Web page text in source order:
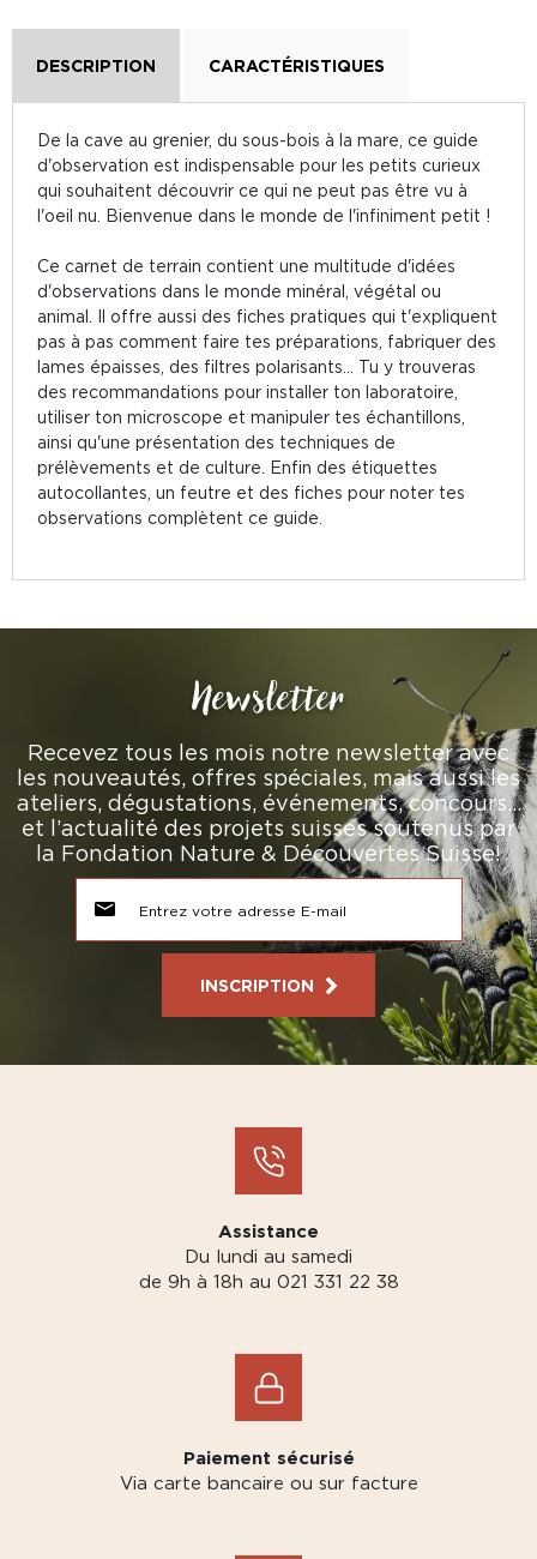
DESCRIPTION CARACTÉRISTIQUES
De la cave au grenier, du sous-bois à la mare, ce guide
d'observation est indispensable pour les petits curieux
qui souhaitent découvrir ce qui ne peut pas être vu à
l'oeil nu. Bienvenue dans le monde de l'infiniment petit !
Ce carnet de terrain contient une multitude d'idées
d'observations dans le monde minéral, végétal ou
animal. Il offre aussi des fiches pratiques qui t'expliquent
pas à pas comment faire tes préparations, fabriquer des
lames épaisses, des filtres polarisants... Tu y trouveras
des recommandations pour installer ton laboratoire,
utiliser ton microscope et manipuler tes échantillons,
ainsi qu'une présentation des techniques de
prélèvements et de culture. Enfin des étiquettes
autocollantes, un feutre et des fiches pour noter tes
observations complètent ce guide.
Newsletter
Recevez tous les mois notre newsletter avec
les nouveautés, offres spéciales, mais aussi les
ateliers, dégustations, événements, concours…
et l’actualité des projets suisses soutenus par
la Fondation Nature & Découvertes Suisse!
INSCRIPTION
Assistance
Du lundi au samedi
de 9h à 18h au 021 331 22 38
Paiement sécurisé
Via carte bancaire ou sur facture